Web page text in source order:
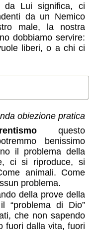
da Lui significa, ci
da un Nemico
male, la nostra
dobbiamo servire:
liberi, o a chi ci
obiezione pratica
questo
benissimo
il problema della
ci si riproduce, si
animali. Come
problema.
della prove della
“problema di Dio”
che non sapendo
fuori dalla vita, fuori